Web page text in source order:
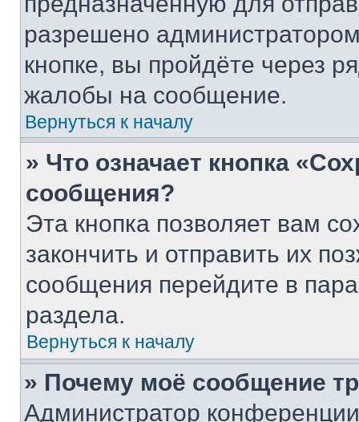
разрешено
кнопке, вы пройдёте через
жалобы на сообщение.
Вернуться к началу
» Что означает кнопка
сообщения?
Эта кнопка позволяет вам
закончить и отправить их
сообщения перейдите в
раздела.
Вернуться к началу
» Почему моё сообщение
Администратор